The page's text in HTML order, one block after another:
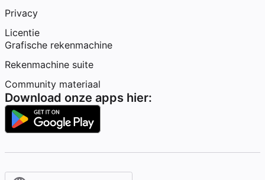
Privacy
Licentie
Grafische rekenmachine
Rekenmachine suite
Community materiaal
Download onze apps hier: